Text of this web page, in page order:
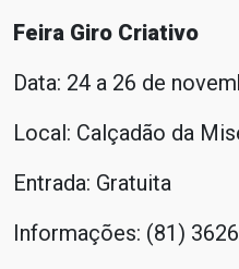
Feira Giro Criativo
Data: 24 a 26 de
Local: Calçadão da
Entrada: Gratuita
Informações: (81)